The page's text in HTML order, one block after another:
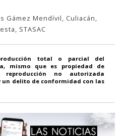
Gámez Mendívil, Culiacán,
STASAC
total o parcial del
mismo que es propiedad de
reproducción no autorizada
un delito de conformidad con las